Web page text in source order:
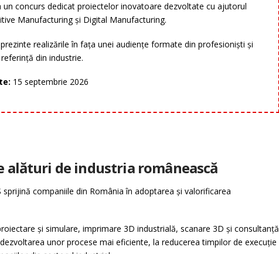
concurs dedicat proiectelor inovatoare dezvoltate cu ajutorul
Manufacturing și Digital Manufacturing.
realizările în fața unei audiențe formate din profesioniști și
din industrie.
15 septembrie 2026
alături de industria românească
sprijină companiile din România în adoptarea și valorificarea
și simulare, imprimare 3D industrială, scanare 3D și consultanță
unor procese mai eficiente, la reducerea timpilor de execuție